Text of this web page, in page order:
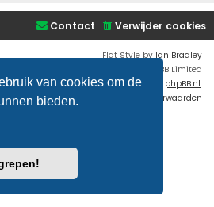
van cookies om de
bieden.
Verwijder cookies
Contact
Flat Style byIan Bradley
® Forum Software © phpBB Limited
Nederlandse vertaling door phpBB.nl.
Privacy
Gebruikersvoorwaarden